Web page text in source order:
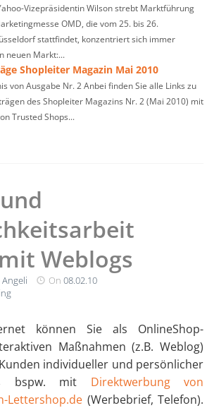
Vizepräsidentin Wilson strebt Marktführung
OMD, die vom 25. bis 26.
stattfindet, konzentriert sich immer
neuen Markt:...
Shopleiter Magazin Mai 2010
von Ausgabe Nr. 2 Anbei finden Sie alle Links zu
des Shopleiter Magazins Nr. 2 (Mai 2010) mit
Trusted Shops...
Weblogs
On 08.02.10
können Sie als OnlineShop-
Maßnahmen (z.B. Weblog)
individueller und persönlicher
bspw. mit Direktwerbung von
Lettershop.de (Werbebrief, Telefon).